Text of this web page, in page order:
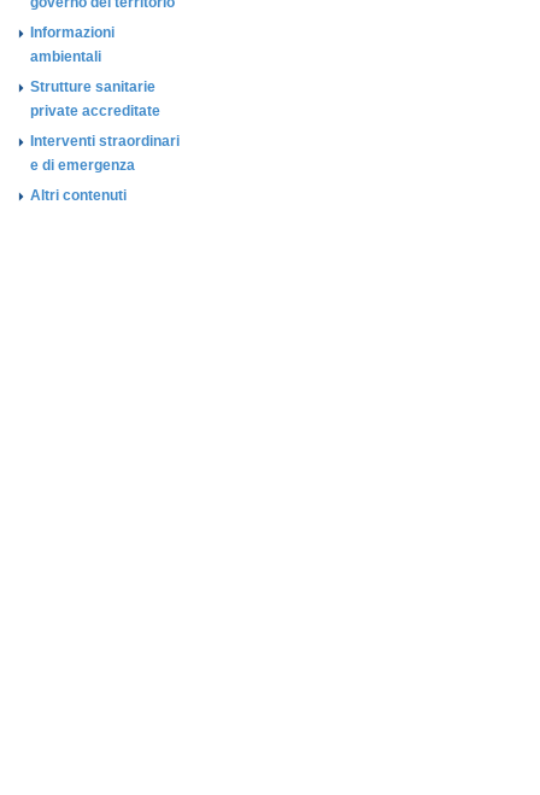
Informazioni
ambientali
Strutture sanitarie
private accreditate
Interventi straordinari
e di emergenza
Altri contenuti